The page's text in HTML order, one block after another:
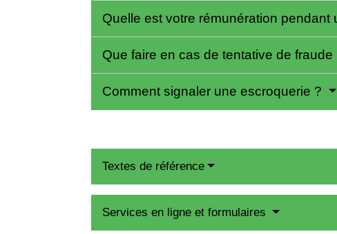
Quelle est votre rémunération
Que faire en cas de tentative de
Comment signaler une escroquerie ?
Textes de référence
Services en ligne et formulaires